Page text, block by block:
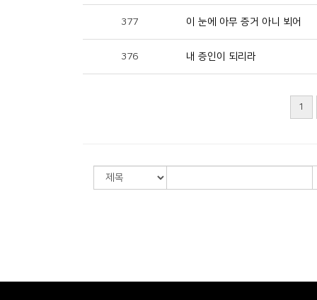
377 이 눈에 아무 증거 아니 뵈어
376 내 증인이 되리라
1